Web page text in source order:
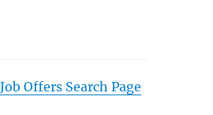
Offers Search Page